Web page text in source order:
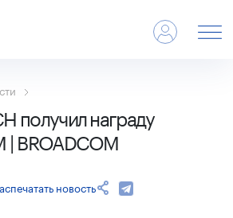
получил награду
| BROADCOM
новость